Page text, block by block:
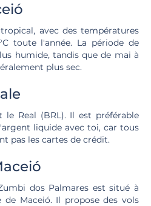
avec des températures
toute l'année. La période de
humide, tandis que de mai à
plus sec.
le Real (BRL). Il est préférable
liquide avec toi, car tous
pas les cartes de crédit.
dos Palmares est situé à
Maceió. Il propose des vols